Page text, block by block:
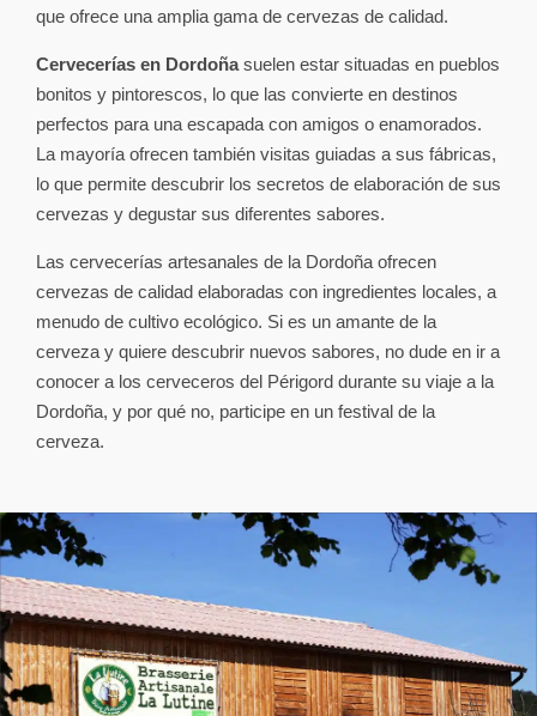
que ofrece una amplia gama de cervezas de calidad.
Cervecerías en Dordoñasuelen estar situadas en pueblos
bonitos y pintorescos, lo que las convierte en destinos
perfectos para una escapada con amigos o enamorados.
La mayoría ofrecen también visitas guiadas a sus fábricas,
lo que permite descubrir los secretos de elaboración de sus
cervezas y degustar sus diferentes sabores.
Las cervecerías artesanales de la Dordoña ofrecen
cervezas de calidad elaboradas con ingredientes locales, a
menudo de cultivo ecológico. Si es un amante de la
cerveza y quiere descubrir nuevos sabores, no dude en ir a
conocer a los cerveceros del Périgord durante su viaje a la
Dordoña, y por qué no, participe en un festival de la
cerveza.